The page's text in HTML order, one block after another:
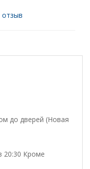
отзыв
до дверей (Новая
20:30 Кроме